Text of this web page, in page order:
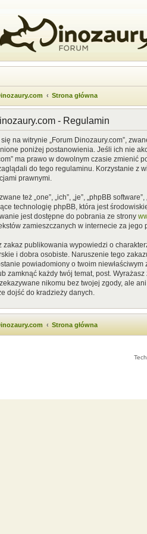
Strona główna
- Regulamin
na witrynie „Forum Dinozaury.com”,
poniżej postanowienia. Jeśli ich nie
ma prawo w dowolnym czasie zmienić
do tego regulaminu. Korzystanie z
prawnymi.
też „one”, „ich”, „je”, „phpBB
technologię phpBB, która jest
jest dostępne do pobrania ze strony
zamieszczanych w internecie za
zakaz publikowania wypowiedzi o
i dobra osobiste. Naruszenie tego
powiadomiony o twoim
zamknąć każdy twój temat, post.
nikomu bez twojej zgody, ale
dojść do kradzieży danych.
Strona główna